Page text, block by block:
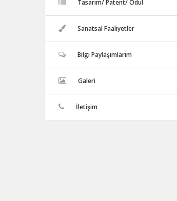
Tasarım/ Patent/ Ödül
Sanatsal Faaliyetler
Bilgi Paylaşımlarım
Galeri
İletişim